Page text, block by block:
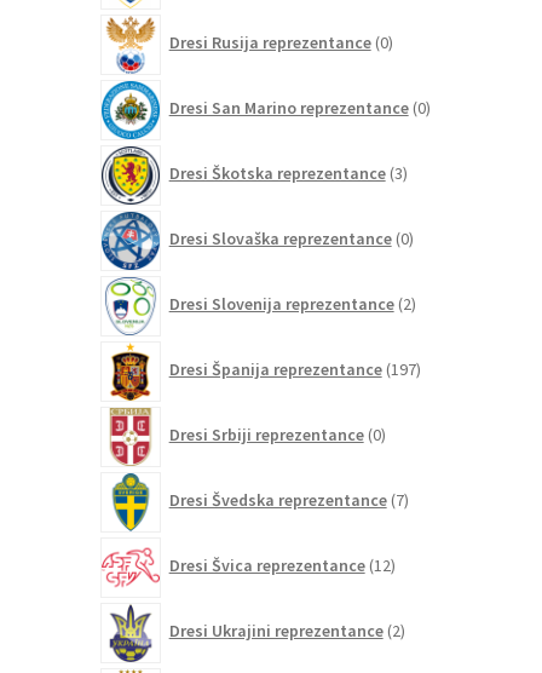
Dresi Rusija reprezentance 0izdelkov
Dresi San Marino reprezentance 0izdelkov
Dresi Škotska reprezentance 3izdelki
Dresi Slovaška reprezentance 0izdelkov
Dresi Slovenija reprezentance 2izdelka
Dresi Španija reprezentance 197izdelkov
Dresi Srbiji reprezentance 0izdelkov
Dresi Švedska reprezentance 7izdelkov
Dresi Švica reprezentance 12izdelkov
Dresi Ukrajini reprezentance 2izdelka